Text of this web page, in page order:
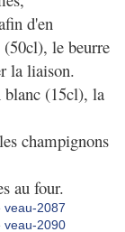
d'en
(50cl), le beurre
la liaison.
(15cl), la
champignons
au four.